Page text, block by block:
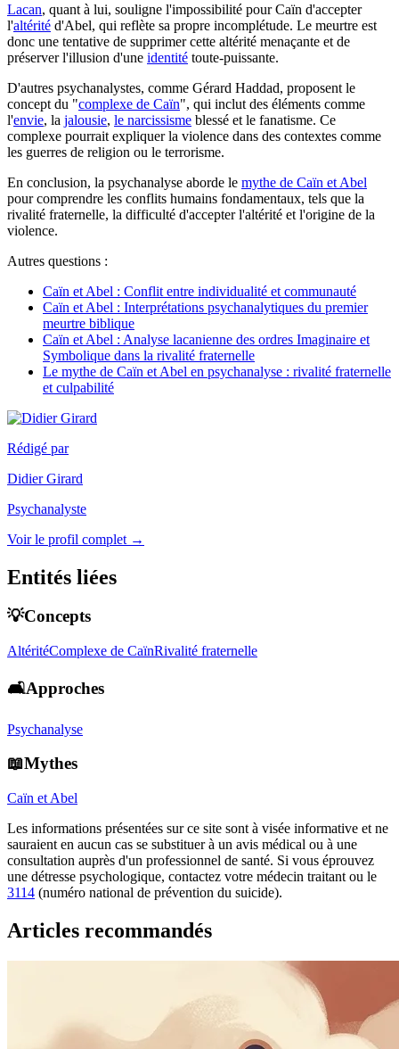
Lacan, quant à lui, souligne l'impossibilité pour Caïn d'accepter
l'altérité d'Abel, qui reflète sa propre incomplétude. Le meurtre est
donc une tentative de supprimer cette altérité menaçante et de
préserver l'illusion d'une identité toute-puissante.
D'autres psychanalystes, comme Gérard Haddad, proposent le
concept du "complexe de Caïn", qui inclut des éléments comme
l'envie, la jalousie, le narcissisme blessé et le fanatisme. Ce
complexe pourrait expliquer la violence dans des contextes comme
les guerres de religion ou le terrorisme.
En conclusion, la psychanalyse aborde le mythe de Caïn et Abel
pour comprendre les conflits humains fondamentaux, tels que la
rivalité fraternelle, la difficulté d'accepter l'altérité et l'origine de la
violence.
Autres questions :
Caïn et Abel : Conflit entre individualité et communauté
Caïn et Abel : Interprétations psychanalytiques du premier
meurtre biblique
Caïn et Abel : Analyse lacanienne des ordres Imaginaire et
Symbolique dans la rivalité fraternelle
Le mythe de Caïn et Abel en psychanalyse : rivalité fraternelle
et culpabilité
Rédigé par
Didier Girard
Psychanalyste
Voir le profil complet →
Entités liées
💡Concepts
AltéritéComplexe de CaïnRivalité fraternelle
🛋️Approches
Psychanalyse
📖Mythes
Caïn et Abel
Les informations présentées sur ce site sont à visée informative et ne
sauraient en aucun cas se substituer à un avis médical ou à une
consultation auprès d'un professionnel de santé. Si vous éprouvez
une détresse psychologique, contactez votre médecin traitant ou le
3114 (numéro national de prévention du suicide).
Articles recommandés